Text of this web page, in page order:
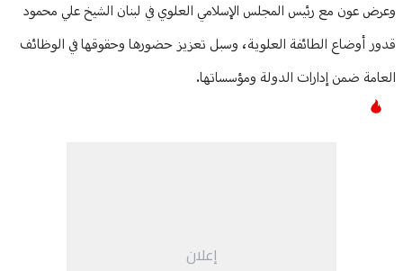
وعرض عون مع رئيس المجلس الإسلامي العلوي في لبنان الشيخ علي محمود
قدور أوضاع الطائفة العلوية، وسبل تعزيز حضورها وحقوقها في الوظائف
العامة ضمن إدارات الدولة ومؤسساتها.
إعلان